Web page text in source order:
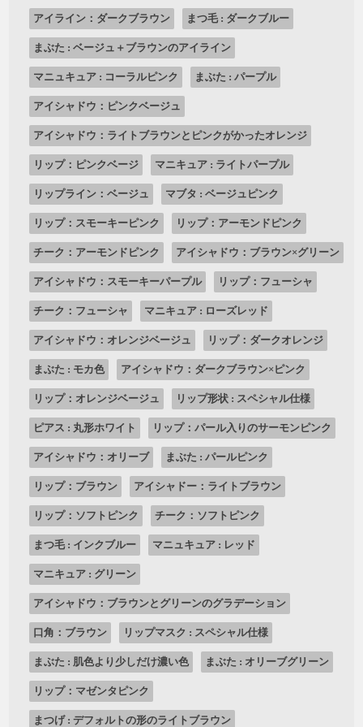
アイライン：ダークブラウン まつ毛 : ダークブルー
まぶた : ベージュ＋ブラウンのアイライン
マニュキュア : コーラルピンク まぶた : パープル
アイシャドウ：ピンクベージュ
アイシャドウ：ライトブラウンとピンクがかったオレンジ
リップ：ピンクベージ マニキュア : ライトパープル
リップライン：ベージュ マブタ : ベージュピンク
リップ：スモーキーピンク リップ：アーモンドピンク
チーク：アーモンドピンク アイシャドウ：ブラウン×グリーン
アイシャドウ：スモーキーパープル リップ：フューシャ
チーク：フューシャ マニキュア : ローズレッド
アイシャドウ：オレンジベージュ リップ：ダークオレンジ
まぶた : モカ色 アイシャドウ：ダークブラウン×ピンク
リップ：オレンジベージュ リップ形状 : スペシャル仕様
ピアス : 丸形ホワイト リップ：パール入りのサーモンピンク
アイシャドウ：オリーブ まぶた : パールピンク
リップ：ブラウン アイシャドー：ライトブラウン
リップ：ソフトピンク チーク：ソフトピンク
まつ毛 : インクブルー マニュキュア : レッド
マニキュア : グリーン
アイシャドウ：ブラウンとグリーンのグラデーション
口角：ブラウン リップマスク : スペシャル仕様
まぶた : 肌色より少しだけ濃い色 まぶた : オリーブグリーン
リップ：マゼンタピンク
まつげ : デフォルトの形のライトブラウン